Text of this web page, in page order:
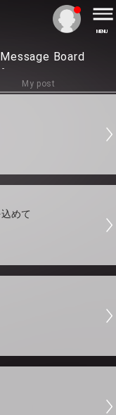
MENU
Board
-
My post
めて